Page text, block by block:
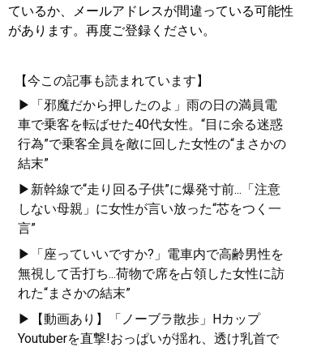
ているか、メールアドレスが間違っている可能性
があります。再度ご登録ください。
【今この記事も読まれています】
▶「邪魔だから押したのよ」雨の日の満員電
車で乗客を転ばせた40代女性。“目に余る迷惑
行為”で乗客全員を敵に回した女性の“まさかの
結末”
▶新幹線で“走り回る子供”に爆発寸前...「注意
しない母親」に女性が言い放った“芯をつく一
言”
▶「座っていいですか?」電車内で高齢男性を
無視して舌打ち...荷物で席を占領した女性に訪
れた“まさかの結末”
▶【動画あり】「ノーブラ散歩」Hカップ
Youtuberを直撃!おっぱいが揺れ、透け乳首で